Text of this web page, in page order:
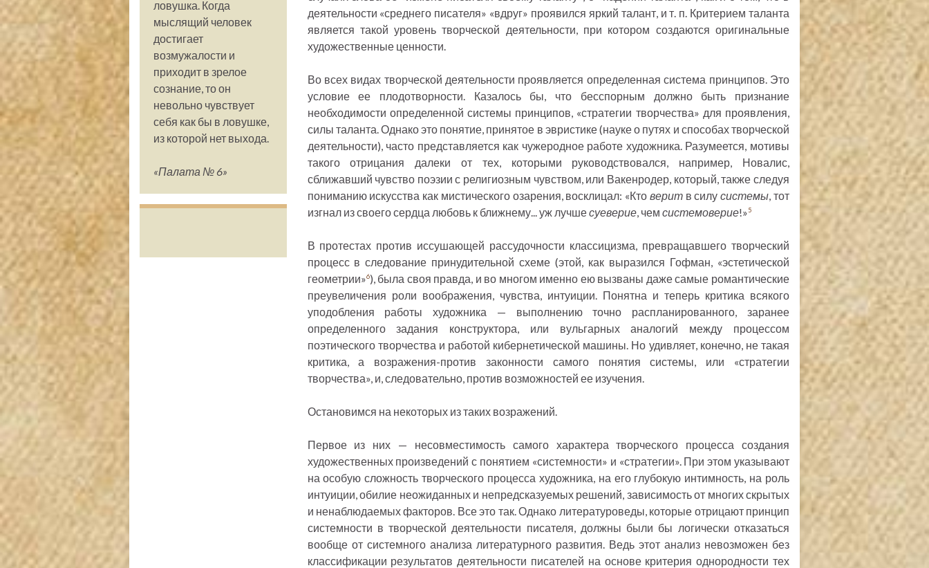
ловушка. Когда
мыслящий человек
достигает
возмужалости и
приходит в зрелое
сознание, то он
невольно чувствует
себя как бы в ловушке,
из которой нет выхода.
«Палата № 6»
деятельности «среднего писателя» «вдруг» проявился яркий талант, и т. п. Критерием таланта
является такой уровень творческой деятельности, при котором создаются оригинальные
художественные ценности.
Во всех видах творческой деятельности проявляется определенная система принципов. Это
условие ее плодотворности. Казалось бы, что бесспорным должно быть признание
необходимости определенной системы принципов, «стратегии творчества» для проявления,
силы таланта. Однако это понятие, принятое в эвристике (науке о путях и способах творческой
деятельности), часто представляется как чужеродное работе художника. Разумеется, мотивы
такого отрицания далеки от тех, которыми руководствовался, например, Новалис,
сближавший чувство поэзии с религиозным чувством, или Вакенродер, который, также следуя
пониманию искусства как мистического озарения, восклицал: «Кто веритв силусистемы , тот
изгнал из своего сердца любовь к ближнему... уж лучшесуеверие, чем системоверие!»5
В протестах против иссушающей рассудочности классицизма, превращавшего творческий
процесс в следование принудительной схеме (этой, как выразился Гофман, «эстетической
геометрии»6), была своя правда, и во многом именно ею вызваны даже самые романтические
преувеличения роли воображения, чувства, интуиции. Понятна и теперь критика всякого
уподобления работы художника — выполнению точно распланированного, заранее
определенного задания конструктора, или вульгарных аналогий между процессом
поэтического творчества и работой кибернетической машины. Но удивляет, конечно, не такая
критика, а возражения-против законности самого понятия системы, или «стратегии
творчества», и, следовательно, против возможностей ее изучения.
Остановимся на некоторых из таких возражений.
Первое из них — несовместимость самого характера творческого процесса создания
художественных произведений с понятием «системности» и «стратегии». При этом указывают
на особую сложность творческого процесса художника, на его глубокую интимность, на роль
интуиции, обилие неожиданных и непредсказуемых решений, зависимость от многих скрытых
и ненаблюдаемых факторов. Все это так. Однако литературоведы, которые отрицают принцип
системности в творческой деятельности писателя, должны были бы логически отказаться
вообще от системного анализа литературного развития. Ведь этот анализ невозможен без
классификации результатов деятельности писателей на основе критерия однородности тех